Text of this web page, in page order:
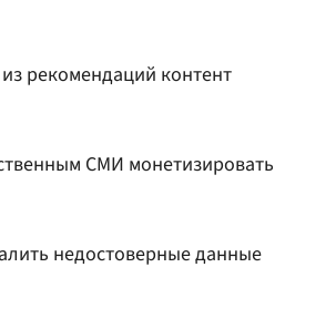
рекомендаций контент
СМИ монетизировать
недостоверные данные